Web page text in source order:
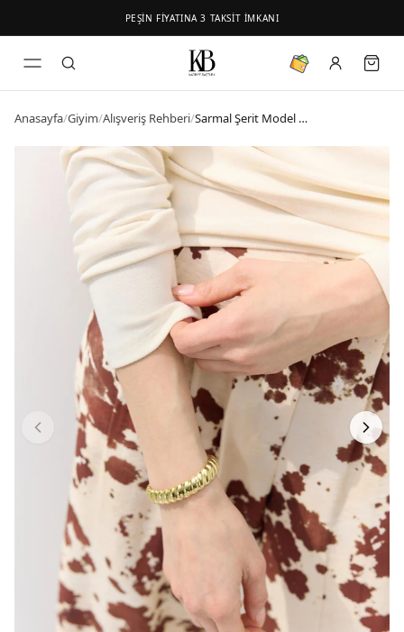
PEŞİN FİYATINA 3 TAKSİT İMKANI
Anasayfa/Giyim/Alışveriş Rehberi/ Sarmal Şerit Model Bileklik Gold